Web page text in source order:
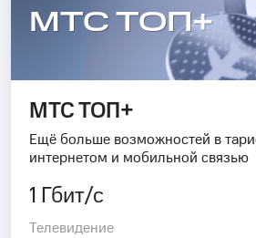
МТС ТОП+
МТС ТОП+
Ещё больше возможностей в
интернетом и мобильной связью
1 Гбит/с
Телевидение